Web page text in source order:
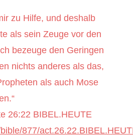
zu Hilfe, und deshalb
als sein Zeuge vor den
bezeuge den Geringen
nichts anderes als das,
als auch Mose
‭26:22‬ ‭BIBEL.HEUTE‬‬
877/